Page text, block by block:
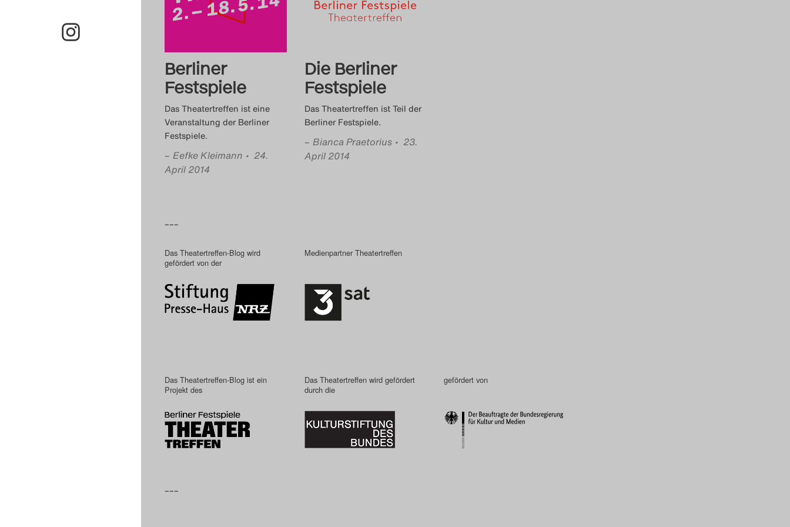
Berliner
Festspiele
Das Theatertreffen ist eine
Veranstaltung der Berliner
Festspiele.
– Eefke Kleimann • 24.
April 2014
Die Berliner
Festspiele
Das Theatertreffen ist Teil der
Berliner Festspiele.
– Bianca Praetorius • 23.
April 2014
–––
Das Theatertreffen-Blog wird
gefördert von der
Medienpartner Theatertreffen
Das Theatertreffen-Blog ist ein
Projekt des
Das Theatertreffen wird gefördert
durch die
gefördert von
–––